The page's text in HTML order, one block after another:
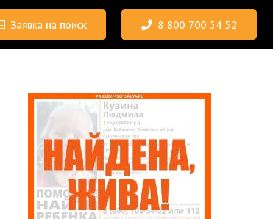
Заявка на поиск 8 800 700 54 52